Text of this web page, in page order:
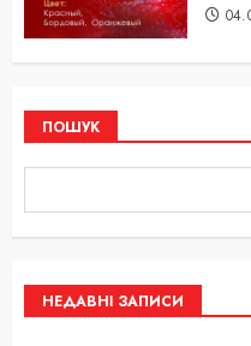
ПОШУК
НЕДАВНІ ЗАПИСИ